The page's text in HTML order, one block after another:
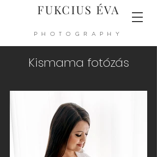
FUKCIUS ÉVA
PHOTOGRAPHY
Kismama fotózás